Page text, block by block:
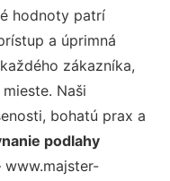
hodnoty patrí
a úprimná
zákazníka,
Naši
bohatú prax a
podlahy
www.majster-